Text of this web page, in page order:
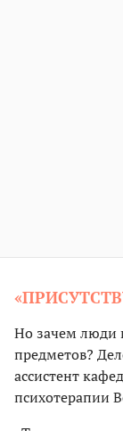
Но зачем люди
предметов?
ассистент
психотерапии